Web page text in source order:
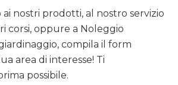
ai nostri prodotti, al nostro servizio
corsi, oppure a Noleggio
compila il form
area di interesse! Ti
possibile.